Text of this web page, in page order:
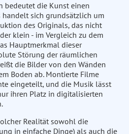
bedeutet die Kunst einen
handelt sich grundsätzlich um
des Originals, das nicht
klein - im Vergleich zu dem
Hauptmerkmal dieser
Störung der räumlichen
die Bilder von den Wänden
Boden ab. Montierte Filme
eingeteilt, und die Musik lässt
ihren Platz in digitalisierten
Realität sowohl die
in einfache Dinge) als auch die